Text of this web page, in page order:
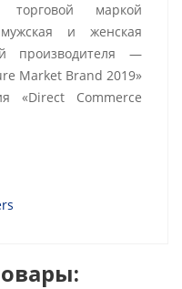
маркой
и женская
производителя —
Market Brand 2019»
«Direct Commerce